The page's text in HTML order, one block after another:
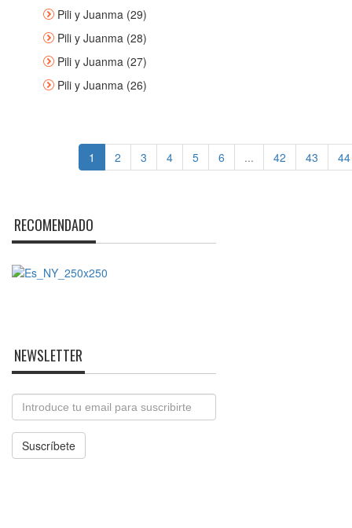
Pili y Juanma (29)
Pili y Juanma (28)
Pili y Juanma (27)
Pili y Juanma (26)
1 2 3 4 5 6 ... 42 43 44
RECOMENDADO
NEWSLETTER
Email
Suscríbete